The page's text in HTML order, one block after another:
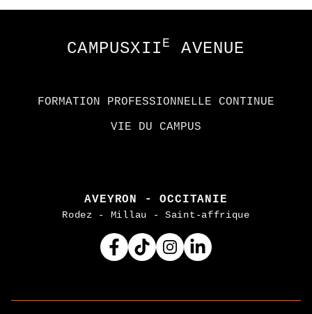
CAMPUSXII E AVENUE
FORMATION PROFESSIONNELLE CONTINUE
VIE DU CAMPUS
AVEYRON - OCCITANIE
Rodez - Millau - Saint-affrique
Facebook
TiktokInstagram
Linkedin